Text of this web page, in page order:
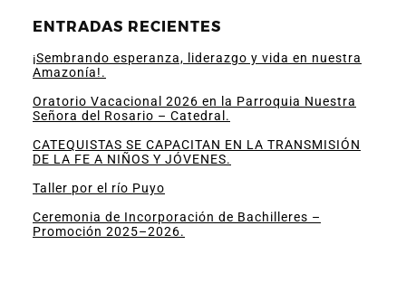
ENTRADAS RECIENTES
¡Sembrando esperanza, liderazgo y vida en nuestra
Amazonía!.
Oratorio Vacacional 2026 en la Parroquia Nuestra
Señora del Rosario – Catedral.
CATEQUISTAS SE CAPACITAN EN LA TRANSMISIÓN
DE LA FE A NIÑOS Y JÓVENES.
Taller por el río Puyo
Ceremonia de Incorporación de Bachilleres –
Promoción 2025–2026.